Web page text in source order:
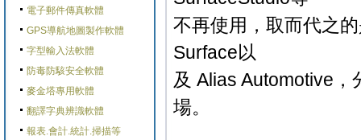
電子郵件傳真軟體
GPS導航地圖製作軟體
字型輸入法軟體
防毒防駭安全軟體
麥金塔專用軟體
翻譯字典辨識軟體
報表.會計.統計.掃描等
不再使用，取而代之
Surface以
及 Alias Automotive
場。